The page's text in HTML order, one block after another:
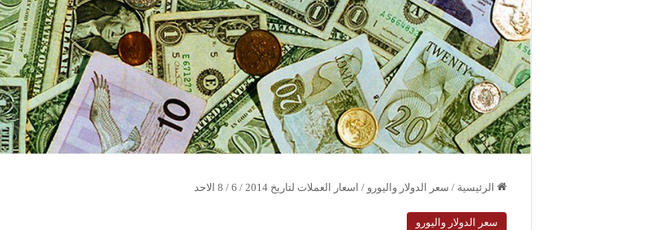
الرئيسية / سعر الدولار واليورو / اسعار العملات لتاريخ 2014 / 6 / 8 الاحد
سعر الدولار واليورو